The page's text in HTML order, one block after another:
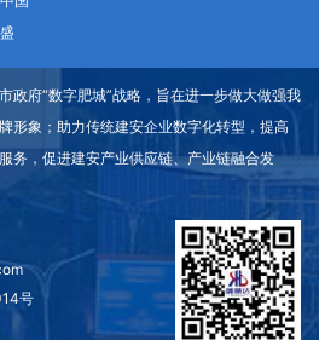
政府“数字肥城”战略，旨在进一步做大做强我
形象；助力传统建安企业数字化转型，提高
务，促进建安产业供应链、产业链融合发
号